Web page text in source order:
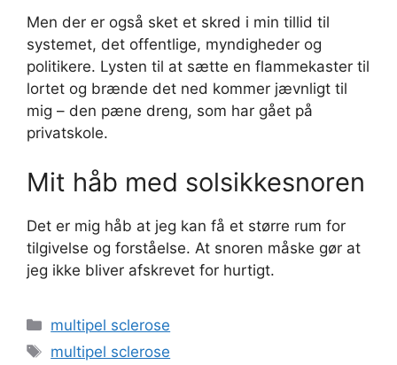
Men der er også sket et skred i min tillid til
systemet, det offentlige, myndigheder og
politikere. Lysten til at sætte en flammekaster til
lortet og brænde det ned kommer jævnligt til
mig – den pæne dreng, som har gået på
privatskole.
Mit håb med solsikkesnoren
Det er mig håb at jeg kan få et større rum for
tilgivelse og forståelse. At snoren måske gør at
jeg ikke bliver afskrevet for hurtigt.
Kategorier
multipel sclerose
Tags
multipel sclerose